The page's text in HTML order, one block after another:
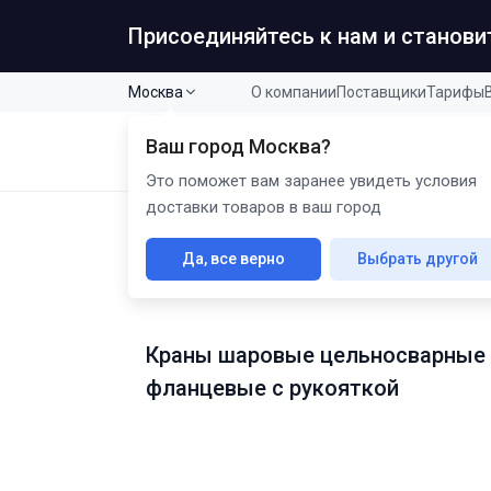
Присоединяйтесь к нам и
Москва О компанииПоставщикиТарифы
Главная Краны шаровые Краны
Краны шаровые
Краны шаровые цельносварные
фланцевые с рукояткой
Ваш город Москва?
Это поможет вам заранее увидеть условия
доставки товаров в ваш город
Да, все верно Выбрать другой